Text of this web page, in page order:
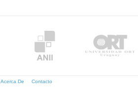
Acerca De Contacto